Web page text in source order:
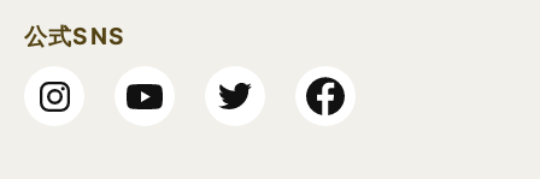
公式SNS
Insta
gram
ube
er
Face
book